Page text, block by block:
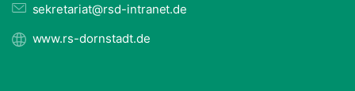
sekretariat@rsd-intranet.de
www.rs-dornstadt.de